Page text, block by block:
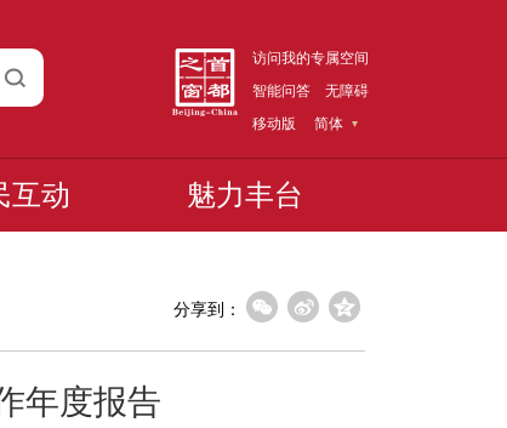
访问我的专属空间
智能问答
无障碍
移动版
简体
互动 魅力丰台
分享到：
年度报告